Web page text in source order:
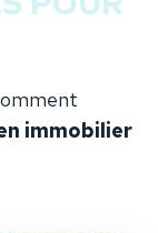
immobilier